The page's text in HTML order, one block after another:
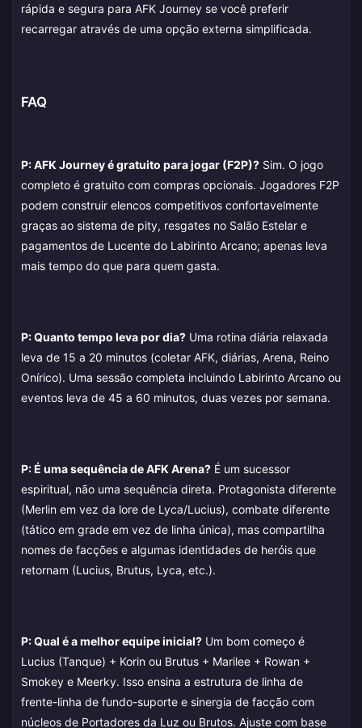
rápida e segura para AFK Journey se você preferir
recarregar através de uma opção externa simplificada.
FAQ
P: AFK Journey é gratuito para jogar (F2P)? Sim. O jogo
completo é gratuito com compras opcionais. Jogadores F2P
podem construir elencos competitivos confortavelmente
graças ao sistema de pity, resgates no Salão Estelar e
pagamentos de Lucente do Labirinto Arcano; apenas leva
mais tempo do que para quem gasta.
P: Quanto tempo leva por dia? Uma rotina diária relaxada
leva de 15 a 20 minutos (coletar AFK, diárias, Arena, Reino
Onírico). Uma sessão completa incluindo Labirinto Arcano ou
eventos leva de 45 a 60 minutos, duas vezes por semana.
P: É uma sequência de AFK Arena? É um sucessor
espiritual, não uma sequência direta. Protagonista diferente
(Merlin em vez da lore de Lyca/Lucius), combate diferente
(tático em grade em vez de linha única), mas compartilha
nomes de facções e algumas identidades de heróis que
retornam (Lucius, Brutus, Lyca, etc.).
P: Qual é a melhor equipe inicial? Um bom começo é
Lucius (Tanque) + Korin ou Brutus + Marilee + Rowan +
Smokey e Meerky. Isso ensina a estrutura de linha de
frente-linha de fundo-suporte e sinergia de facção com
núcleos de Portadores da Luz ou Brutos. Ajuste com base